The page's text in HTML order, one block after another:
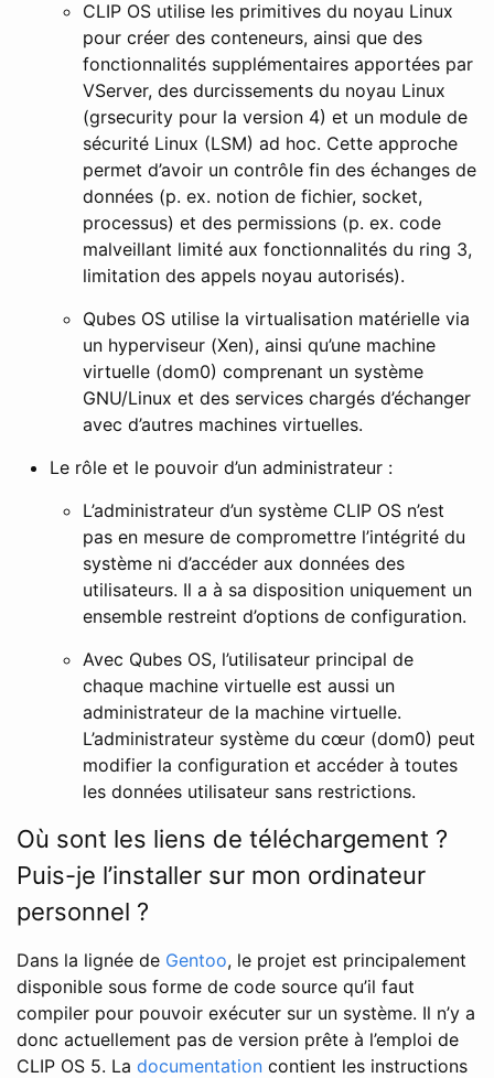
CLIP OS utilise les primitives du noyau Linux
pour créer des conteneurs, ainsi que des
fonctionnalités supplémentaires apportées par
VServer, des durcissements du noyau Linux
(grsecurity pour la version 4) et un module de
sécurité Linux (LSM) ad hoc. Cette approche
permet d’avoir un contrôle fin des échanges de
données (p. ex. notion de fichier, socket,
processus) et des permissions (p. ex. code
malveillant limité aux fonctionnalités du ring 3,
limitation des appels noyau autorisés).
Qubes OS utilise la virtualisation matérielle via
un hyperviseur (Xen), ainsi qu’une machine
virtuelle (dom0) comprenant un système
GNU/Linux et des services chargés d’échanger
avec d’autres machines virtuelles.
Le rôle et le pouvoir d’un administrateur :
L’administrateur d’un système CLIP OS n’est
pas en mesure de compromettre l’intégrité du
système ni d’accéder aux données des
utilisateurs. Il a à sa disposition uniquement un
ensemble restreint d’options de configuration.
Avec Qubes OS, l’utilisateur principal de
chaque machine virtuelle est aussi un
administrateur de la machine virtuelle.
L’administrateur système du cœur (dom0) peut
modifier la configuration et accéder à toutes
les données utilisateur sans restrictions.
Où sont les liens de téléchargement ?
Puis-je l’installer sur mon ordinateur
personnel ?
Dans la lignée de Gentoo, le projet est principalement
disponible sous forme de code source qu’il faut
compiler pour pouvoir exécuter sur un système. Il n’y a
donc actuellement pas de version prête à l’emploi de
CLIP OS 5. La documentation contient les instructions